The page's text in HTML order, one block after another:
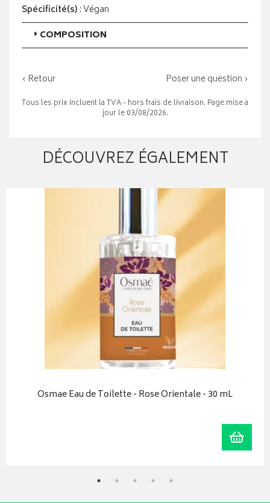
Spécificité(s): Végan
COMPOSITION
‹ Retour Poser une question ›
Tous les prix incluent la TVA - hors frais de livraison. Page mise à
jour le 03/08/2026.
DÉCOUVREZ ÉGALEMENT
Osmae Eau de Toilette - Rose Orientale - 30 mL